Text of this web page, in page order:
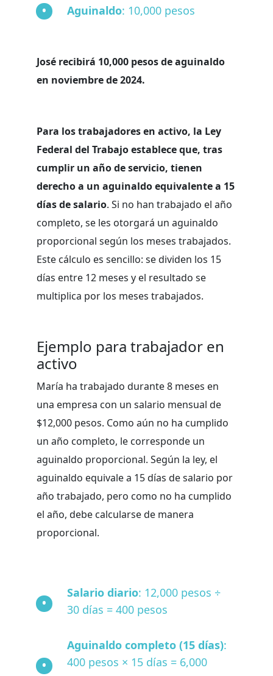
Aguinaldo: 10,000 pesos
José recibirá 10,000 pesos de aguinaldo
en noviembre de 2024.
Para los trabajadores en activo, la Ley
Federal del Trabajo establece que, tras
cumplir un año de servicio, tienen
derecho a un aguinaldo equivalente a 15
días de salario. Si no han trabajado el año
completo, se les otorgará un aguinaldo
proporcional según los meses trabajados.
Este cálculo es sencillo: se dividen los 15
días entre 12 meses y el resultado se
multiplica por los meses trabajados.
Ejemplo para trabajador en
activo
María ha trabajado durante 8 meses en
una empresa con un salario mensual de
$12,000 pesos. Como aún no ha cumplido
un año completo, le corresponde un
aguinaldo proporcional. Según la ley, el
aguinaldo equivale a 15 días de salario por
año trabajado, pero como no ha cumplido
el año, debe calcularse de manera
proporcional.
Salario diario: 12,000 pesos ÷
30 días = 400 pesos
Aguinaldo completo (15 días):
400 pesos × 15 días = 6,000